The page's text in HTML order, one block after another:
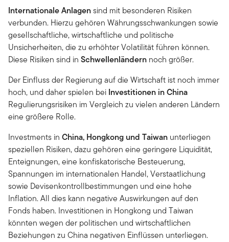
Internationale Anlagensind mit besonderen Risiken
verbunden. Hierzu gehören Währungsschwankungen sowie
gesellschaftliche, wirtschaftliche und politische
Unsicherheiten, die zu erhöhter Volatilität führen können.
Diese Risiken sind in Schwellenländern noch größer.
Der Einfluss der Regierung auf die Wirtschaft ist noch immer
hoch, und daher spielen bei Investitionen in China
Regulierungsrisiken im Vergleich zu vielen anderen Ländern
eine größere Rolle.
Investments in China, Hongkong und Taiwan unterliegen
speziellen Risiken, dazu gehören eine geringere Liquidität,
Enteignungen, eine konfiskatorische Besteuerung,
Spannungen im internationalen Handel, Verstaatlichung
sowie Devisenkontrollbestimmungen und eine hohe
Inflation. All dies kann negative Auswirkungen auf den
Fonds haben. Investitionen in Hongkong und Taiwan
könnten wegen der politischen und wirtschaftlichen
Beziehungen zu China negativen Einflüssen unterliegen.